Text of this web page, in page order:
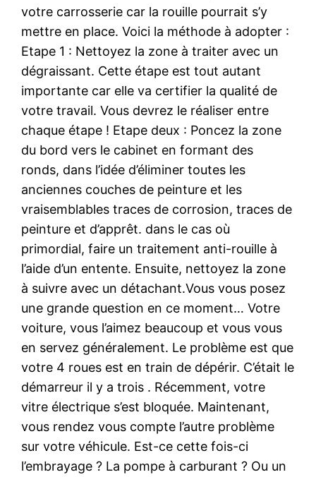
votre carrosserie car la rouille pourrait s’y
mettre en place. Voici la méthode à adopter :
Etape 1 : Nettoyez la zone à traiter avec un
dégraissant. Cette étape est tout autant
importante car elle va certifier la qualité de
votre travail. Vous devrez le réaliser entre
chaque étape ! Etape deux : Poncez la zone
du bord vers le cabinet en formant des
ronds, dans l’idée d’éliminer toutes les
anciennes couches de peinture et les
vraisemblables traces de corrosion, traces de
peinture et d’apprêt. dans le cas où
primordial, faire un traitement anti-rouille à
l’aide d’un entente. Ensuite, nettoyez la zone
à suivre avec un détachant.Vous vous posez
une grande question en ce moment… Votre
voiture, vous l’aimez beaucoup et vous vous
en servez généralement. Le problème est que
votre 4 roues est en train de dépérir. C’était le
démarreur il y a trois . Récemment, votre
vitre électrique s’est bloquée. Maintenant,
vous rendez vous compte l’autre problème
sur votre véhicule. Est-ce cette fois-ci
l’embrayage ? La pompe à carburant ? Ou un